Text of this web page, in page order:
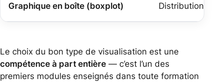
Graphique en boîte (boxplot) Distribution
Le choix du bon type de visualisation est une
compétence à part entière — c’est l’un des
premiers modules enseignés dans toute formation